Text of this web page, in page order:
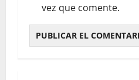
vez que comente.